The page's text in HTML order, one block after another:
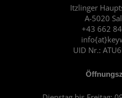
Itzlinger
A-5020
+43 662
UID Nr.:
o
k